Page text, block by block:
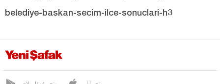
belediye-baskan-secim-ilce-sonuclari-h3